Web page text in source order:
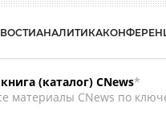
АНАЛИТИКА
(каталог) CNews*
материалы CNews по